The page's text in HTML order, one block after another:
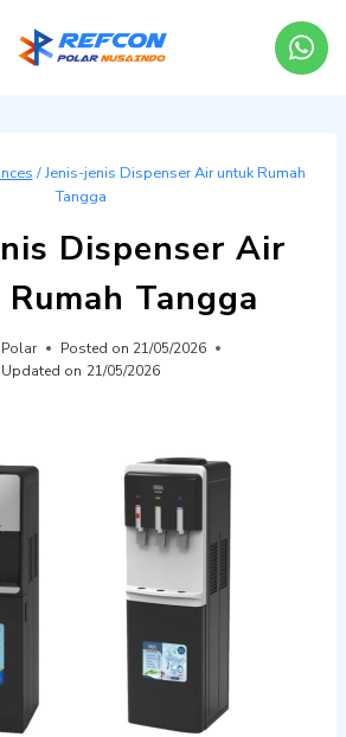
/Jenis-jenis Dispenser Air untuk Rumah
Tangga
Dispenser Air
Tangga
Posted on 21/05/2026
Updated on 21/05/2026